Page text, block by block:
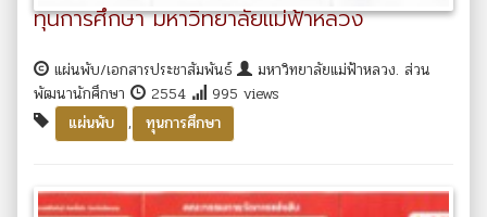
ทุนการศึกษา มหาวิทยาลัยแม่ฟ้าหลวง
แผ่นพับ/เอกสารประชาสัมพันธ์
มหาวิทยาลัยแม่ฟ้าหลวง. ส่วน
พัฒนานักศึกษา
2554
995 views
แผ่นพับ
, ทุนการศึกษา